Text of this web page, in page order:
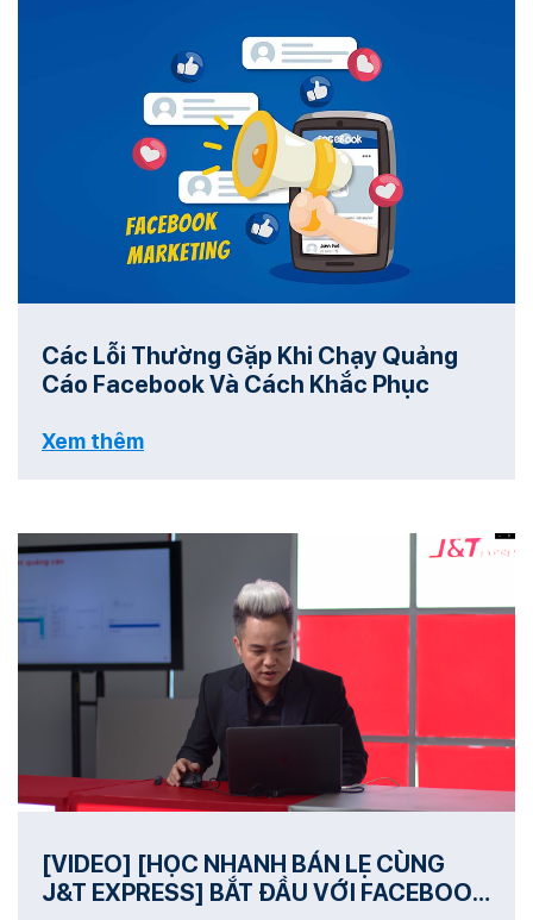
Các Lỗi Thường Gặp Khi Chạy Quảng
Cáo Facebook Và Cách Khắc Phục
Xem thêm
[VIDEO] [HỌC NHANH BÁN LẸ CÙNG
J&T EXPRESS] BẮT ĐẦU VỚI FACEBOOK